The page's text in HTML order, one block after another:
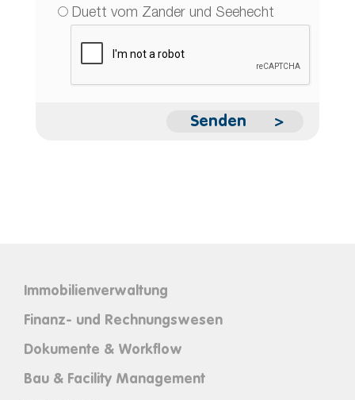
Duett vom Zander und Seehecht
Immobilienverwaltung
Finanz- und Rechnungswesen
Dokumente & Workflow
Bau & Facility Management